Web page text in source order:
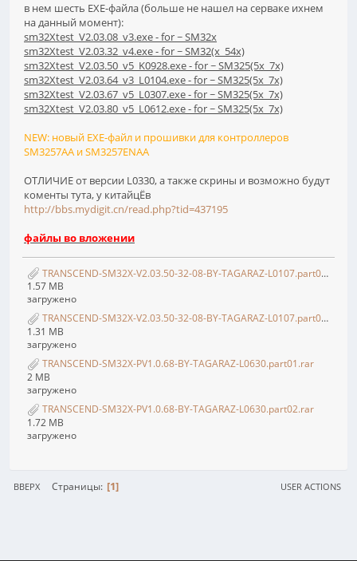
в нем шесть EXE-файла (больше не нашел на серваке ихнем
на данный момент):
sm32Xtest_V2.03.08_v3.exe - for ~ SM32x
sm32Xtest_V2.03.32_v4.exe - for ~ SM32(x_54x)
sm32Xtest_V2.03.50_v5_K0928.exe - for ~ SM325(5x_7x)
sm32Xtest_V2.03.64_v3_L0104.exe - for ~ SM325(5x_7x)
sm32Xtest_V2.03.67_v5_L0307.exe - for ~ SM325(5x_7x)
sm32Xtest_V2.03.80_v5_L0612.exe - for ~ SM325(5x_7x)
NEW: новый EXE-файл и прошивки для контроллеров
SM3257AA и SM3257ENAA
ОТЛИЧИЕ от версии L0330, а также скрины и возможно будут
коменты тута, у китайцЁв
http://bbs.mydigit.cn/read.php?tid=437195
файлы во вложении
TRANSCEND-SM32X-V2.03.50-32-08-BY-TAGARAZ-L0107.part01.rar
1.57 MB
загружено
TRANSCEND-SM32X-V2.03.50-32-08-BY-TAGARAZ-L0107.part02.rar
1.31 MB
загружено
TRANSCEND-SM32X-PV1.0.68-BY-TAGARAZ-L0630.part01.rar
2 MB
загружено
TRANSCEND-SM32X-PV1.0.68-BY-TAGARAZ-L0630.part02.rar
1.72 MB
загружено
ВВЕРХ Страницы 1 USER ACTIONS